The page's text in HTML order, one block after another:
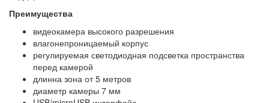
Преимущества
видеокамера высокого разрешения
влагонепроницаемый корпус
регулируемая светодиодная подсветка пространства
перед камерой
длинна зона от 5 метров
диаметр камеры 7 мм